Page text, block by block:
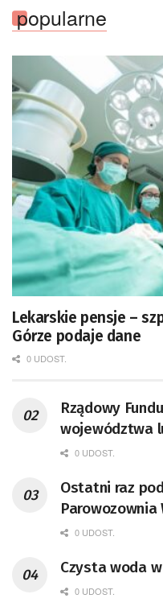
popularne
Lekarskie pensje –
Górze podaje dane
0 UDOST.
Rządowy
województwa
0 UDOST.
Ostatni raz
remont
0 UDOST.
Czysta woda
0 UDOST.